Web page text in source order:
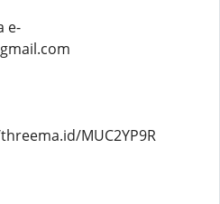
e-
MUC2YP9R